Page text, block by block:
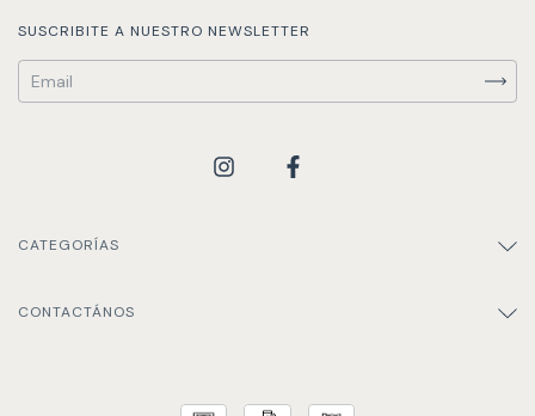
SUSCRIBITE A NUESTRO NEWSLETTER
CATEGORÍAS
CONTACTÁNOS